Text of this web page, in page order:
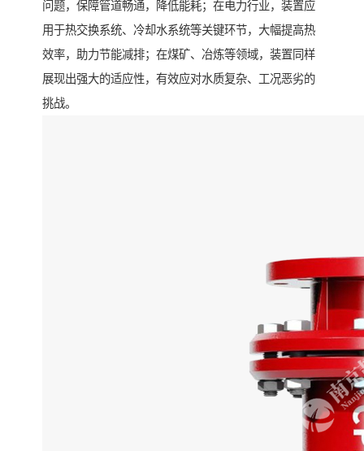
问题，保障管道畅通，降低能耗；在电力行业，装置应
用于热交换系统、冷却水系统等关键环节，大幅提高热
效率，助力节能减排；在煤矿、冶炼等领域，装置同样
展现出强大的适应性，有效应对水质复杂、工况恶劣的
挑战。